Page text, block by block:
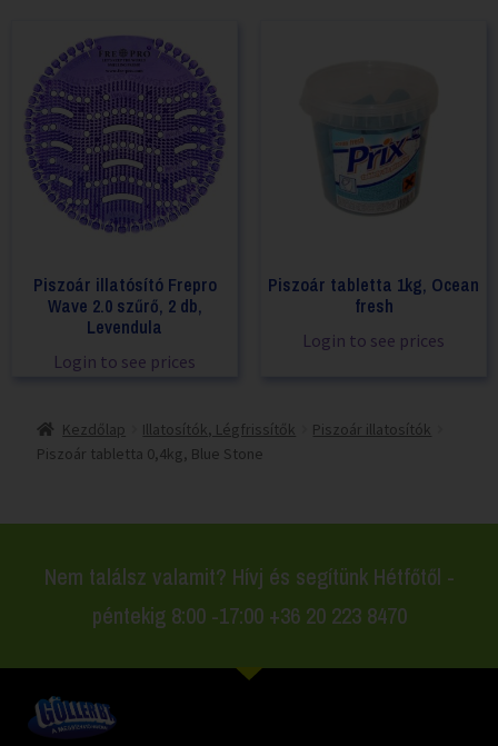
Piszoár illatósító Frepro
Wave 2.0 szűrő, 2 db,
Levendula
Login to see prices
Piszoár tabletta 1kg, Ocean
fresh
Login to see prices
Kezdőlap Illatosítók, Légfrissítők
Piszoár illatosítók
Piszoár tabletta 0,4kg, Blue Stone
Nem találsz valamit? Hívj és segítünk Hétfőtől -
péntekig 8:00 -17:00 +36 20 223 8470